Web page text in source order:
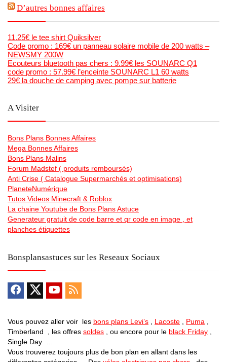
D’autres bonnes affaires
11.25€ le tee shirt Quiksilver
Code promo : 169€ un panneau solaire mobile de 200 watts –
NEWSMY 200W
Ecouteurs bluetooth pas chers : 9.99€ les SOUNARC Q1
code promo : 57.99€ l’enceinte SOUNARC L1 60 watts
29€ la douche de camping avec pompe sur batterie
A Visiter
Bons Plans Bonnes Affaires
Mega Bonnes Affaires
Bons Plans Malins
Forum Madstef ( produits remboursés)
Anti Crise ( Catalogue Supermarchés et optimisations)
PlaneteNumérique
Tutos Videos Minecraft & Roblox
La chaine Youtube de Bons Plans Astuce
Generateur gratuit de code barre et qr code en image , et
planches étiquettes
Bonsplansastuces sur les Reseaux Sociaux
Vous pouvez aller voir les bons plans Levi’s Lacoste Puma
Timberland , les offres soldes , ou encore pour le black Friday
Single Day …
Vous trouverez toujours plus de bon plan en allant dans les